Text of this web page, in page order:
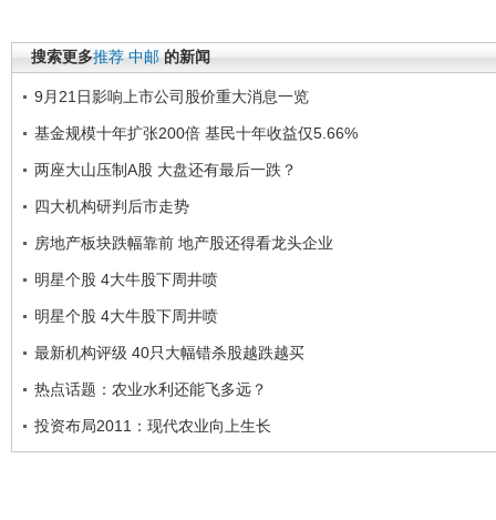
搜索更多推荐 中邮 的新闻
9月21日影响上市公司股价重大消息一览
基金规模十年扩张200倍 基民十年收益仅5.66%
两座大山压制A股 大盘还有最后一跌？
四大机构研判后市走势
房地产板块跌幅靠前 地产股还得看龙头企业
明星个股 4大牛股下周井喷
明星个股 4大牛股下周井喷
最新机构评级 40只大幅错杀股越跌越买
热点话题：农业水利还能飞多远？
投资布局2011：现代农业向上生长